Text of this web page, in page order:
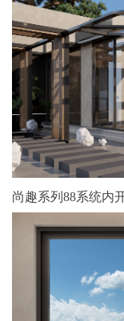
尚趣系列88系统内